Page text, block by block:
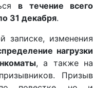
в течение всего
31 декабря.
записке, изменения
нагрузки
, а также на
Призыв